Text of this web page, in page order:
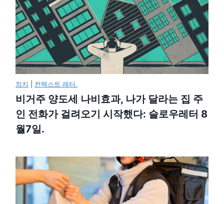
정치 컨텍스트 레터.
비거주 양도세 나비효과, 나가 달라는 집 주
인 전화가 걸려오기 시작했다: 슬로우레터 8
월7일.